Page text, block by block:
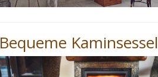
Bequeme Kaminsessel